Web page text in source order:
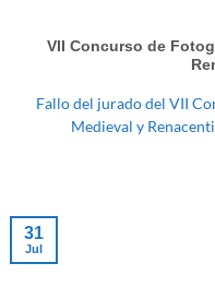
VII Concurso de
Fallo del jurado del VII
Medieval y
31
Jul